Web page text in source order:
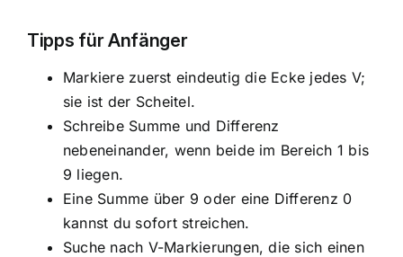
Tipps für Anfänger
Markiere zuerst eindeutig die Ecke jedes V;
sie ist der Scheitel.
Schreibe Summe und Differenz
nebeneinander, wenn beide im Bereich 1 bis
9 liegen.
Eine Summe über 9 oder eine Differenz 0
kannst du sofort streichen.
Suche nach V-Markierungen, die sich einen